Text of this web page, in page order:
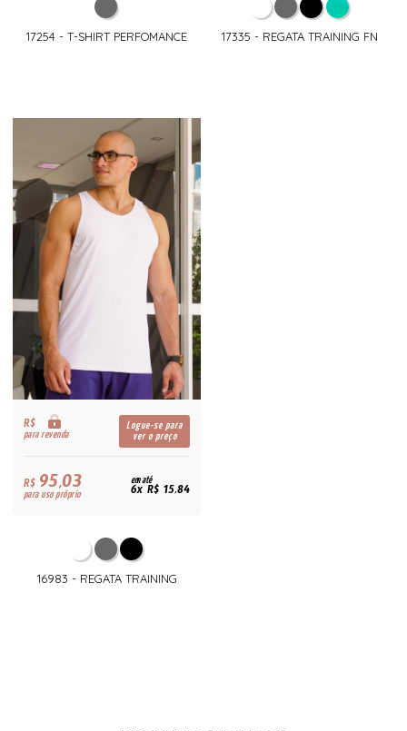
17254 - T-SHIRT PERFOMANCE 17335 - REGATA TRAINING FN
R$
para revenda
Logue-se para
ver o preço
R$95,03
para uso próprio
em até
6x R$ 15,84
16983 - REGATA TRAINING